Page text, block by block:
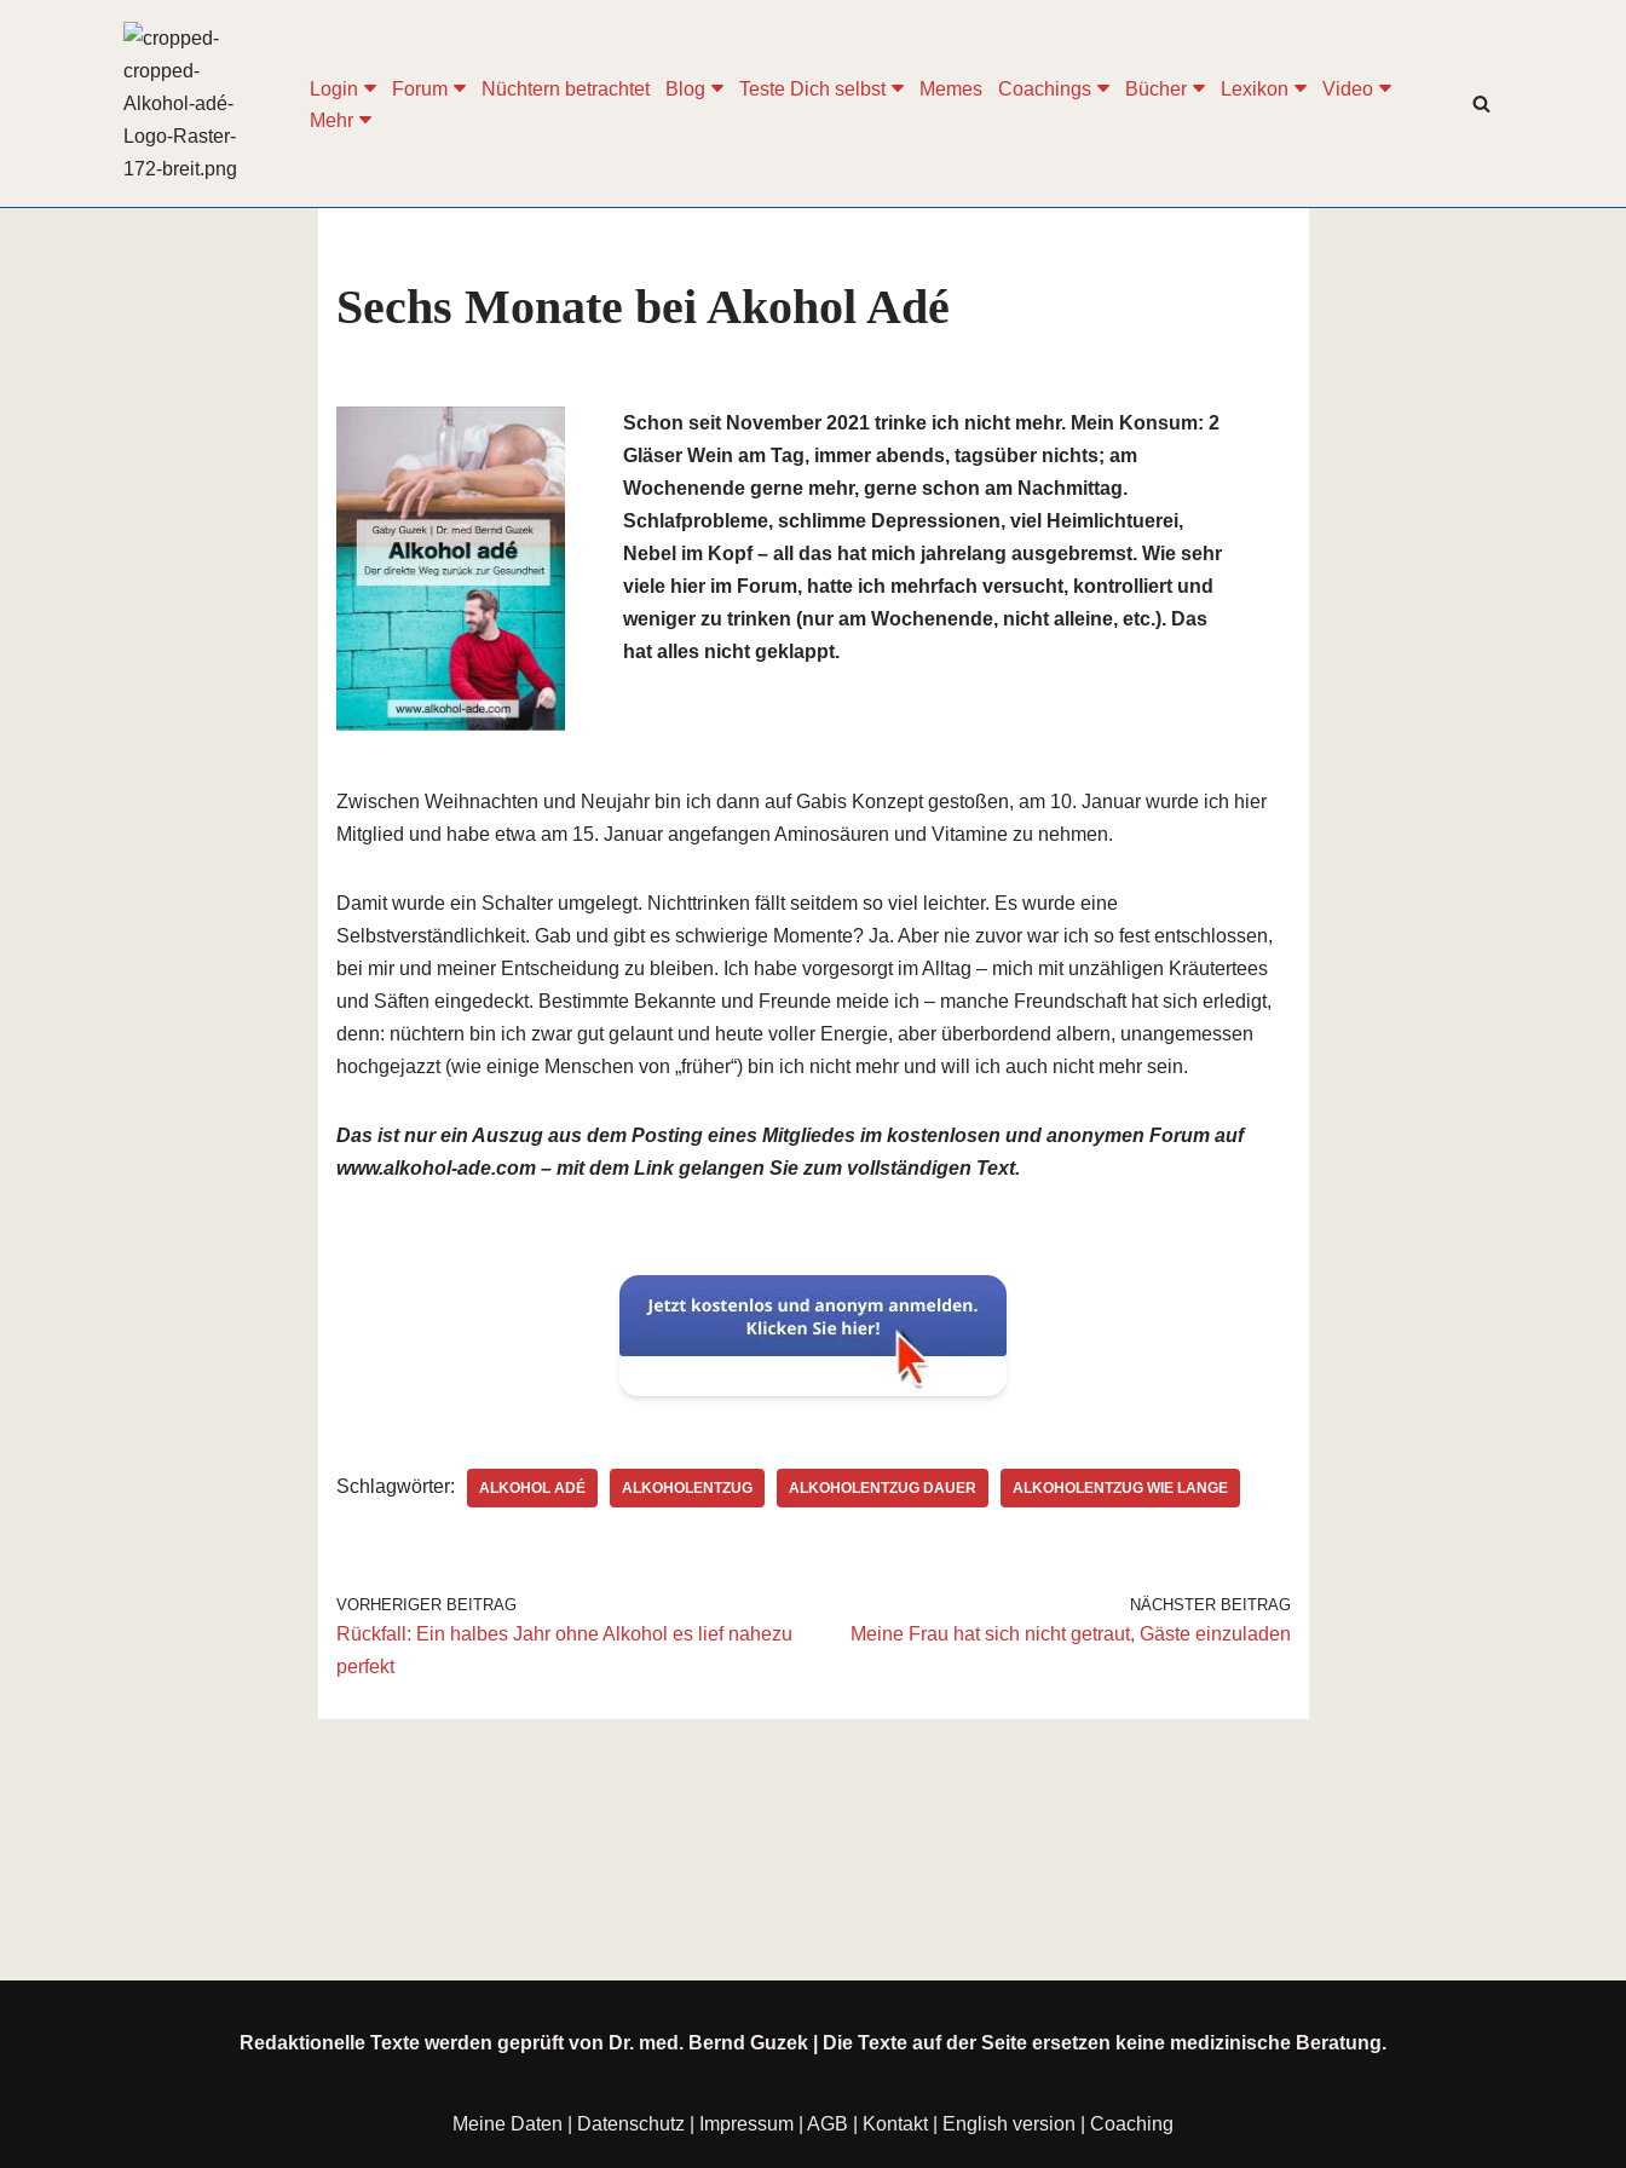
Login Forum Nüchtern betrachtet Blog Teste Dich selbst Memes Coachings Bücher Lexikon
Video
Mehr
Sechs Monate bei Akohol Adé
Schon seit November 2021 trinke ich nicht mehr. Mein Konsum: 2
Gläser Wein am Tag, immer abends, tagsüber nichts; am
Wochenende gerne mehr, gerne schon am Nachmittag.
Schlafprobleme, schlimme Depressionen, viel Heimlichtuerei,
Nebel im Kopf – all das hat mich jahrelang ausgebremst. Wie sehr
viele hier im Forum, hatte ich mehrfach versucht, kontrolliert und
weniger zu trinken (nur am Wochenende, nicht alleine, etc.). Das
hat alles nicht geklappt.
Zwischen Weihnachten und Neujahr bin ich dann auf Gabis Konzept gestoßen, am 10. Januar wurde ich hier
Mitglied und habe etwa am 15. Januar angefangen Aminosäuren und Vitamine zu nehmen.
Damit wurde ein Schalter umgelegt. Nichttrinken fällt seitdem so viel leichter. Es wurde eine
Selbstverständlichkeit. Gab und gibt es schwierige Momente? Ja. Aber nie zuvor war ich so fest entschlossen,
bei mir und meiner Entscheidung zu bleiben. Ich habe vorgesorgt im Alltag – mich mit unzähligen Kräutertees
und Säften eingedeckt. Bestimmte Bekannte und Freunde meide ich – manche Freundschaft hat sich erledigt,
denn: nüchtern bin ich zwar gut gelaunt und heute voller Energie, aber überbordend albern, unangemessen
hochgejazzt (wie einige Menschen von „früher“) bin ich nicht mehr und will ich auch nicht mehr sein.
Das ist nur ein Auszug aus dem Posting eines Mitgliedes im kostenlosen und anonymen Forum auf
www.alkohol-ade.com – mit dem Link gelangen Sie zum vollständigen Text.
Schlagwörter: ALKOHOL ADÉ ALKOHOLENTZUG ALKOHOLENTZUG DAUER ALKOHOLENTZUG WIE LANGE
VORHERIGER BEITRAG
Rückfall: Ein halbes Jahr ohne Alkohol es lief nahezu
perfekt
NÄCHSTER BEITRAG
Meine Frau hat sich nicht getraut, Gäste einzuladen
Redaktionelle Texte werden geprüft von Dr. med. Bernd Guzek | Die Texte auf der Seite ersetzen keine medizinische Beratung.
Meine Daten Datenschutz Impressum AGB Kontakt| English version Coaching